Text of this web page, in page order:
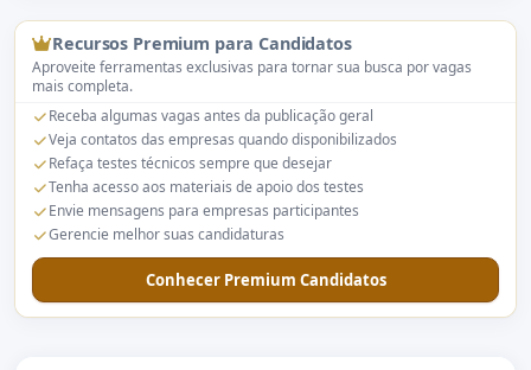
Recursos Premium para Candidatos
Aproveite ferramentas exclusivas para tornar sua busca por vagas
mais completa.
Receba algumas vagas antes da publicação geral
Veja contatos das empresas quando disponibilizados
Refaça testes técnicos sempre que desejar
Tenha acesso aos materiais de apoio dos testes
Envie mensagens para empresas participantes
Gerencie melhor suas candidaturas
Conhecer Premium Candidatos